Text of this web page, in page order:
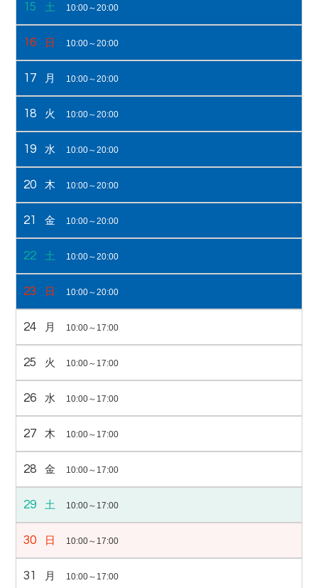
15 土 10:00～20:00
16 日 10:00～20:00
17 月 10:00～20:00
18 火 10:00～20:00
19 水 10:00～20:00
20 木 10:00～20:00
21 金 10:00～20:00
22 土 10:00～20:00
23 日 10:00～20:00
24 月 10:00～17:00
25 火 10:00～17:00
26 水 10:00～17:00
27 木 10:00～17:00
28 金 10:00～17:00
29 土 10:00～17:00
30 日 10:00～17:00
31 月 10:00～17:00